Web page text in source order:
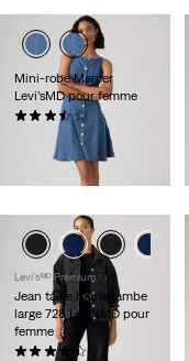
Mini-robe Mercer
Levi’sMD pour femme
(11)
79,95 $
Levi'sᴹᴰ Premium
Jean taille haute jambe
large 728 Levi’sMD pour
femme
(243)